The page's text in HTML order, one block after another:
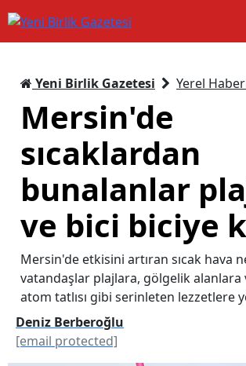
Yeni Birlik Gazetesi Yerel
Mersin'de
sıcaklardan
bunalanlar
ve bici biciye
Mersin'de etkisini artıran sıcak hava
vatandaşlar plajlara, gölgelik alanlara
atom tatlısı gibi serinleten lezzetlere
Deniz Berberoğlu
[email protected]